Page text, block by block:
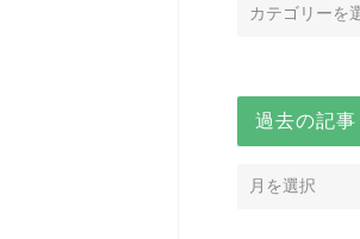
過去の記事